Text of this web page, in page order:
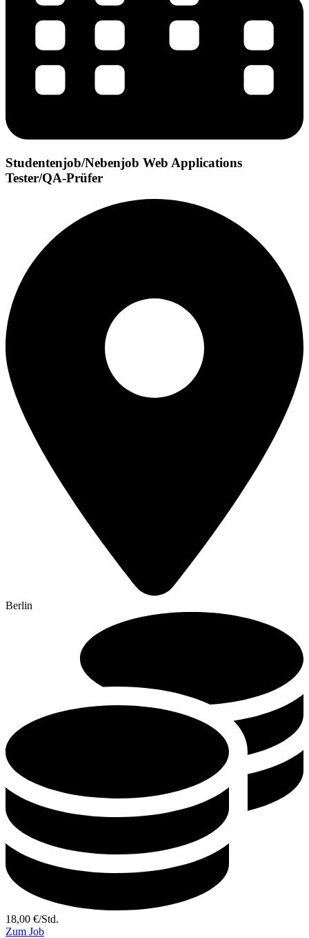
Studentenjob/Nebenjob Web Applications
Tester/QA-Prüfer
Berlin
18,00 €/Std.
Zum Job